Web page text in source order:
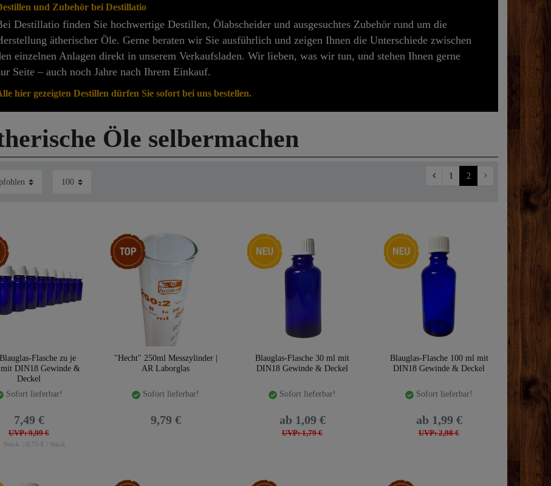
und Zubehör bei Destillatio
Destillatio finden Sie hochwertige Destillen, Ölabscheider und ausgesuchtes Zubehör rund um die
ätherischer Öle. Gerne beraten wir Sie ausführlich und zeigen Ihnen die Unterschiede zwischen
einzelnen Anlagen direkt in unserem Verkaufsladen. Wir lieben, was wir tun, und stehen Ihnen gerne
Seite – auch noch Jahre nach Ihrem Einkauf.
hier gezeigten Destillen dürfen Sie sofort bei uns bestellen.
Öle selbermachen
1 2
Flasche zu je
DIN18 Gewinde &
Deckel
Sofort lieferbar!
UVP: 9,99 €
7,49 €
Stück | 0,75 € / Stück
Top-Artikel
"Hecht" 250ml Messzylinder |
AR Laborglas
Sofort lieferbar!
9,79 €
Neuheit
Blauglas-Flasche 30 ml mit
DIN18 Gewinde & Deckel
Sofort lieferbar!
UVP: 1,79 €
ab 1,09 €
Neuheit
Blauglas-Flasche 100 ml mit
DIN18 Gewinde & Deckel
Sofort lieferbar!
UVP: 2,98 €
ab 1,99 €